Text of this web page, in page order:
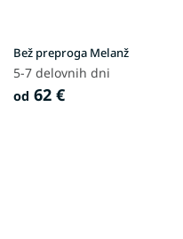
Bež preproga Melanž
5-7 delovnih dni
od 62 €